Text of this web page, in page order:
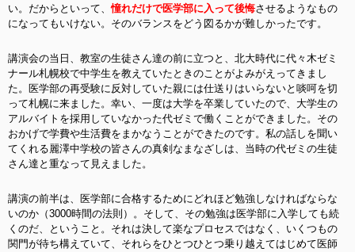
い。だからといって、憧れだけで医学部に入って後悔させるようなもの
になってもいけない。そのバランスをどう図るかが難しかったです。
講演会の当日、教室の生徒さん達の前に立つと、北大時代に代々木ゼミ
ナール札幌校で中学生を教えていたときのことがよみがえってきまし
た。医学部の再受験に反対していた親には仕送りはいらないと啖呵を切
って札幌に来ました。幸い、一度は大学を卒業していたので、大学生の
アルバイトを採用していなかった代ゼミで働くことができました。その
おかげで学費や生活費をまかなうことができたのです。私の話しを聞い
てくれる麗澤中学校の皆さんの真剣なまなざしは、当時の代ゼミの生徒
さん達と重なって見えました。
講演の前半は、医学部に合格するためにどれほど勉強しなければならな
いのか（3000時間の法則）。そして、その勉強は医学部に入学しても続
くのだ、ということ。それは決して楽なプロセスではなく、いくつもの
関門が待ち構えていて、それらをひとつひとつ乗り越えてはじめて医師